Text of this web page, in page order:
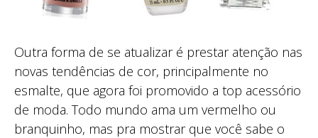
Outra forma de se atualizar é prestar atenção nas
novas tendências de cor, principalmente no
esmalte, que agora foi promovido a top acessório
de moda. Todo mundo ama um vermelho ou
branquinho, mas pra mostrar que você sabe o